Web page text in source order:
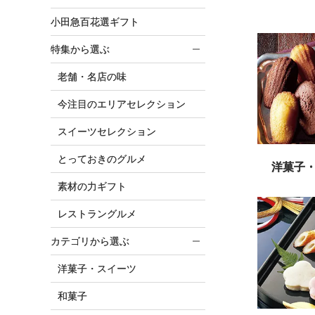
小田急百花選ギフト
特集から選ぶ
老舗・名店の味
今注目のエリアセレクション
スイーツセレクション
とっておきのグルメ
素材の力ギフト
レストラングルメ
カテゴリから選ぶ
洋菓子・スイーツ
和菓子
洋菓子